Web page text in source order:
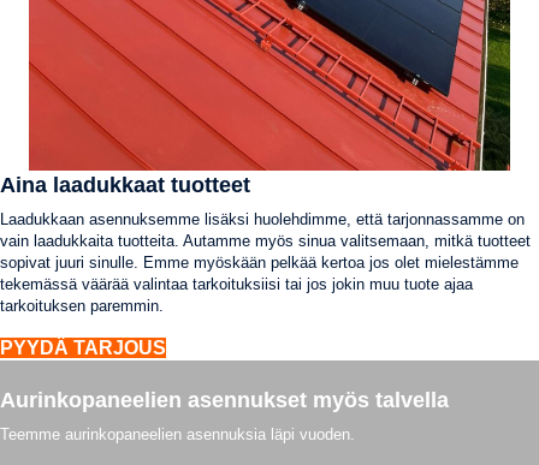
Aina laadukkaat tuotteet
Laadukkaan asennuksemme lisäksi huolehdimme, että tarjonnassamme on
vain laadukkaita tuotteita. Autamme myös sinua valitsemaan, mitkä tuotteet
sopivat juuri sinulle. Emme myöskään pelkää kertoa jos olet mielestämme
tekemässä väärää valintaa tarkoituksiisi tai jos jokin muu tuote ajaa
tarkoituksen paremmin.
PYYDÄ TARJOUS
Aurinkopaneelien asennukset myös talvella
Teemme aurinkopaneelien asennuksia läpi vuoden.